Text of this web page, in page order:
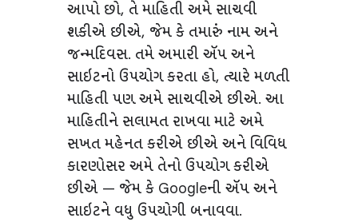
આપો છો, તે માહિતી અમે સાચવી
શકીએ છીએ, જેમ કે તમારું નામ અને
જન્મદિવસ. તમે અમારી ઍપ અને
સાઇટનો ઉપયોગ કરતા હો, ત્યારે મળતી
માહિતી પણ અમે સાચવીએ છીએ. આ
માહિતીને સલામત રાખવા માટે અમે
સખત મહેનત કરીએ છીએ અને વિવિધ
કારણોસર અમે તેનો ઉપયોગ કરીએ
છીએ — જેમ કે Googleની ઍપ અને
સાઇટને વધુ ઉપયોગી બનાવવા.